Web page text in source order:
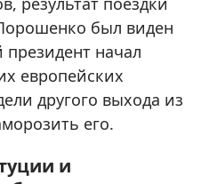
был виден
начал
европейских
другого выхода из
его.
и